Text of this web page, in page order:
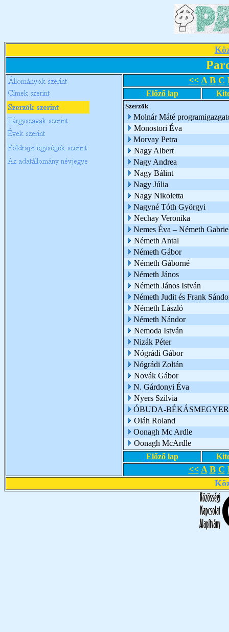
<< A B C
Előző lap
Szerzők
Molnár Máté
Monostori Éva
Morvay Petra
Nagy Albert
Nagy Andrea
Nagy Bálint
Nagy Júlia
Nagy Nikoletta
Nagyné Tóth Györgyi
Nechay Veronika
Nemes Éva – Németh
Németh Antal
Németh Gábor
Németh Gáborné
Németh János
Németh János István
Németh Judit és Frank
Németh László
Németh Nándor
Nemoda István
Nizák Péter
Nógrádi Gábor
Nógrádi Zoltán
Novák Gábor
N. Gárdonyi Éva
Nyers Szilvia
ÓBUDA-
Oláh Roland
Oonagh Mc Ardle
Oonagh McArdle
Előző lap
<< A B C